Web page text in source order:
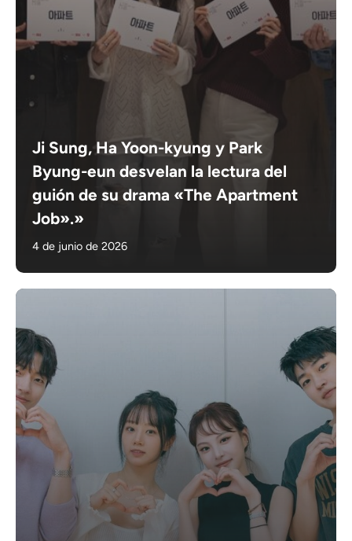
Ji Sung, Ha Yoon-kyung y Park
Byung-eun desvelan la lectura del
guión de su drama «The Apartment
Job».»
4 de junio de 2026